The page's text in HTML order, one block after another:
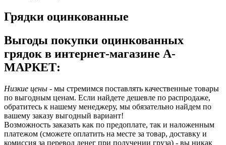
Грядки оцинкованные
Выгоды покупки оцинкованных
грядок в интернет-магазине А-
МАРКЕТ:
Низкие цены - мы стремимся поставлять качественные товары
по выгодным ценам. Если найдете дешевле по распродаже,
обратитесь к нашему менеджеру, мы обязательно найдем по
вашему заказу выгодный вариант!
Возможность заказать как по предоплате, так и наложенным
платежом (сможете оплатить на месте за товар, доставку и
комиссия за перевод денег при получении груза) - вы никак